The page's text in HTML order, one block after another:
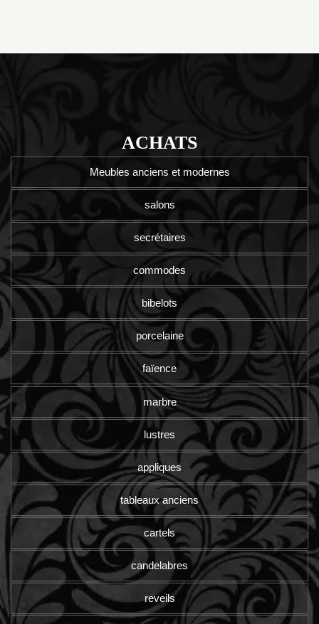
ACHATS
Meubles anciens et modernes
salons
secrétaires
commodes
bibelots
porcelaine
faïence
marbre
lustres
appliques
tableaux anciens
cartels
candelabres
reveils